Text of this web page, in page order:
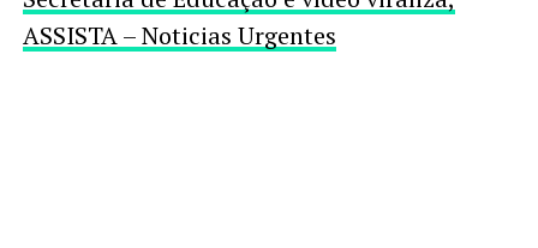
ASSISTA – Noticias Urgentes